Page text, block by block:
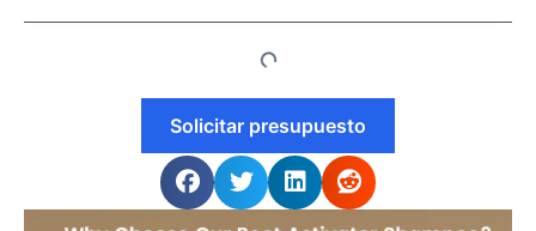
Solicitar presupuesto